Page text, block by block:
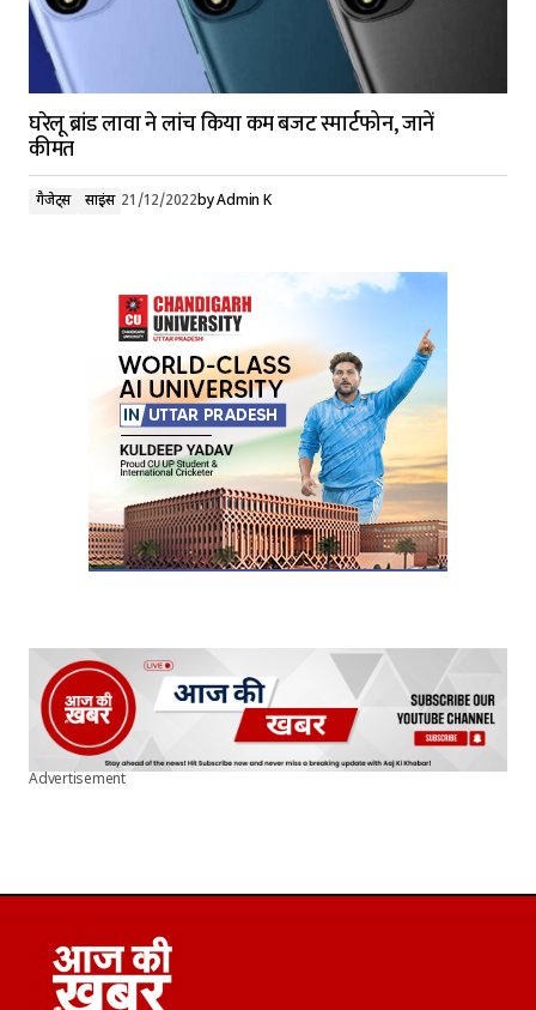
घरेलू ब्रांड लावा ने लांच किया कम बजट स्मार्टफोन, जानें
कीमत
गैजेट्स साइंस 21/12/2022byAdmin K
Advertisement